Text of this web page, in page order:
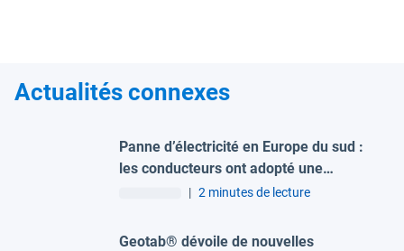
Actualités connexes
Panne d’électricité en Europe du sud :
les conducteurs ont adopté une
conduite responsable malgré la
| 2 minutes de lecture
Geotab® dévoile de nouvelles